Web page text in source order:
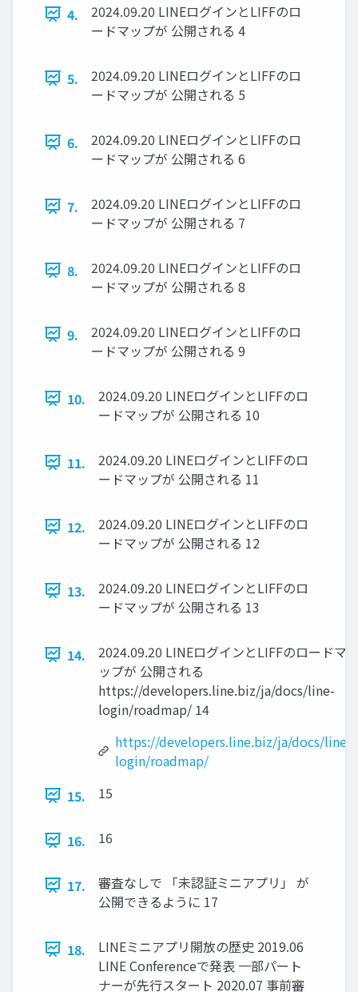
4.
2024.09.20 LINEログインとLIFFのロ
ードマップが 公開される 4
5.
2024.09.20 LINEログインとLIFFのロ
ードマップが 公開される 5
6.
2024.09.20 LINEログインとLIFFのロ
ードマップが 公開される 6
7.
2024.09.20 LINEログインとLIFFのロ
ードマップが 公開される 7
8.
2024.09.20 LINEログインとLIFFのロ
ードマップが 公開される 8
9.
2024.09.20 LINEログインとLIFFのロ
ードマップが 公開される 9
10.
2024.09.20 LINEログインとLIFFのロ
ードマップが 公開される 10
11.
2024.09.20 LINEログインとLIFFのロ
ードマップが 公開される 11
12.
2024.09.20 LINEログインとLIFFのロ
ードマップが 公開される 12
13.
2024.09.20 LINEログインとLIFFのロ
ードマップが 公開される 13
14.
2024.09.20 LINEログインとLIFFのロードマ
ップが 公開される
https://developers.line.biz/ja/docs/line-
login/roadmap/ 14
https://developers.line.biz/ja/docs/line-
login/roadmap/
15.
15
16. 16
17.
審査なしで 「未認証ミニアプリ」 が
公開できるように 17
18.
LINEミニアプリ開放の歴史 2019.06
LINE Conferenceで発表 一部パート
ナーが先行スタート 2020.07 事前審